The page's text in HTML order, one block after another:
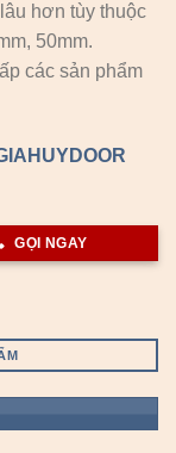
hơn tùy thuộc
50mm.
các sản phẩm
GỌI NGAY